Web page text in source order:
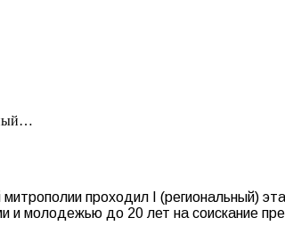
проходил I (региональный)
и молодежью до 20 лет на соискание